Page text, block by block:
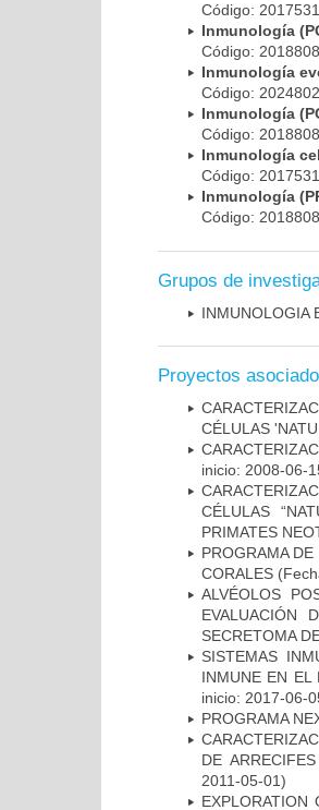
Código:
Inmunología
Código:
Inmunología
Código:
Inmunología
Código:
Inmunología
Código:
Inmunología
Código:
Grupos de
INMUNOLOGIA
Proyectos
CÉLULAS
inicio: 2008-06-
CÉLULAS
PRIMATES
PROGRAMA
CORALES
ALVÉOLOS
EVALUACIÓN
SECRETOMA
SISTEMAS
INMUNE EN EL
inicio: 2017-06-
PROGRAMA
DE
2011-05-01)